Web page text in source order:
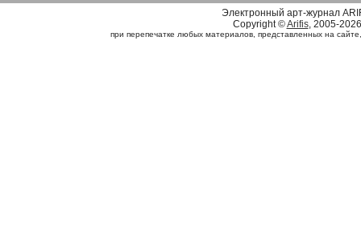
Электронный арт-журнал
Copyright ©Arifis, 2005-2026
при перепечатке любых материалов, представленных на